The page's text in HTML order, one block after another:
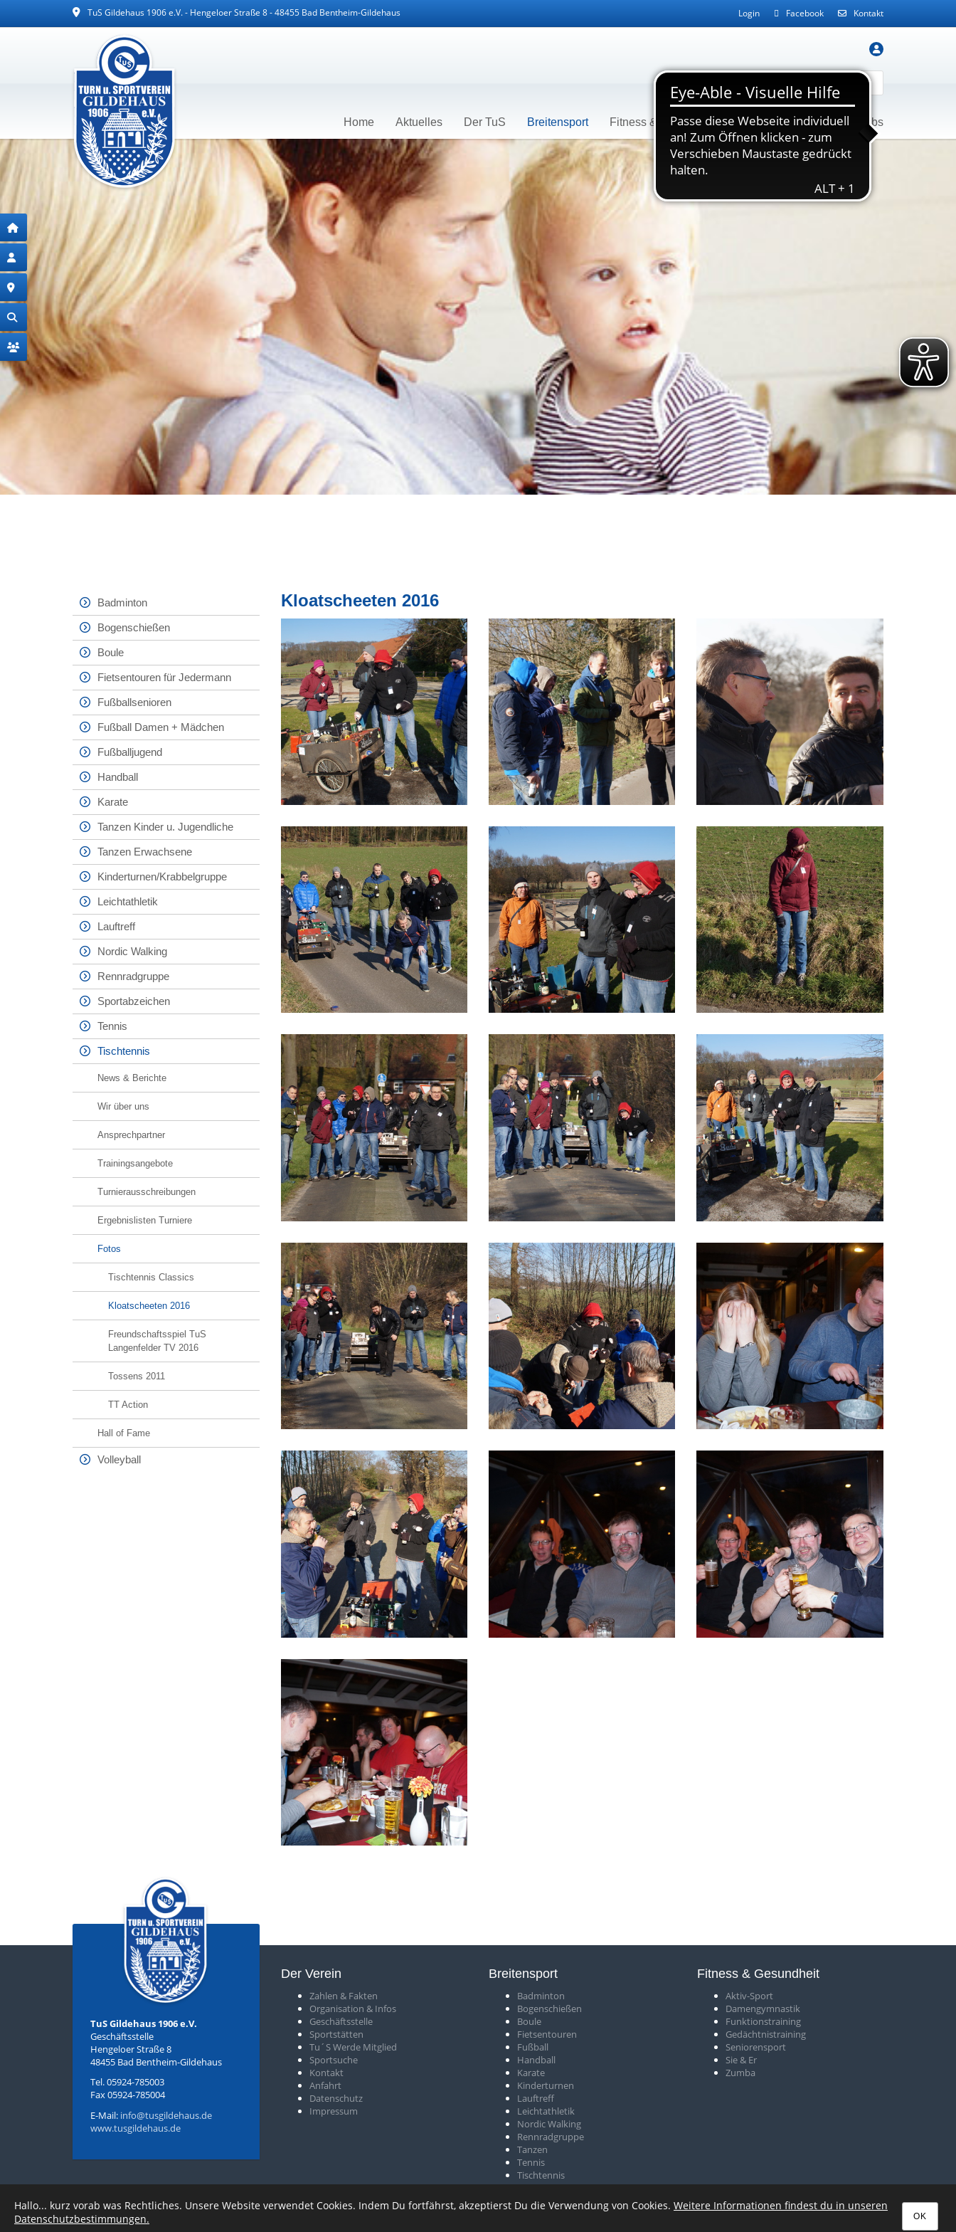
TuS Gildehaus 1906 e.V. - Hengeloer Straße 8 - 48455 Bad Bentheim-Gildehaus Login Facebook Kontakt
Home Aktuelles Der TuS Breitensport Fitness & Gesundheit Service Kontakt Jobs
Badminton
Bogenschießen
Boule
Fietsentouren für Jedermann
Fußballsenioren
Fußball Damen + Mädchen
Fußballjugend
Handball
Karate
Tanzen Kinder u. Jugendliche
Tanzen Erwachsene
Kinderturnen/Krabbelgruppe
Leichtathletik
Lauftreff
Nordic Walking
Rennradgruppe
Sportabzeichen
Tennis
Tischtennis
News & Berichte
Wir über uns
Ansprechpartner
Trainingsangebote
Turnierausschreibungen
Ergebnislisten Turniere
Fotos
Tischtennis Classics
Kloatscheeten 2016
Freundschaftsspiel TuS
Langenfelder TV 2016
Tossens 2011
TT Action
Hall of Fame
Volleyball
Kloatscheeten 2016
TuS Gildehaus 1906 e.V.
Geschäftsstelle
Hengeloer Straße 8
48455 Bad Bentheim-Gildehaus
Tel. 05924-785003
Fax 05924-785004
E-Mail: info@tusgildehaus.de
www.tusgildehaus.de
Der Verein
Zahlen & Fakten
Organisation & Infos
Geschäftsstelle
Sportstätten
Tu´S Werde Mitglied
Sportsuche
Kontakt
Anfahrt
Datenschutz
Impressum
Breitensport
Badminton
Bogenschießen
Boule
Fietsentouren
Fußball
Handball
Karate
Kinderturnen
Lauftreff
Leichtathletik
Nordic Walking
Rennradgruppe
Tanzen
Tennis
Tischtennis
Volleyball
Fitness & Gesundheit
Aktiv-Sport
Damengymnastik
Funktionstraining
Gedächtnistraining
Seniorensport
Sie & Er
Zumba
OK
Hallo... kurz vorab was Rechtliches. Unsere Website verwendet Cookies. Indem Du fortfährst, akzeptierst Du die Verwendung von Cookies. Weitere Informationen findest du in unseren
Datenschutzbestimmungen.